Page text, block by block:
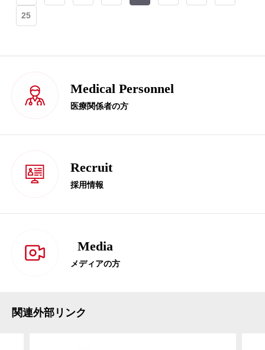
25
Medical Personnel
医療関係者の方
Recruit
採用情報
Media
メディアの方
関連外部リンク